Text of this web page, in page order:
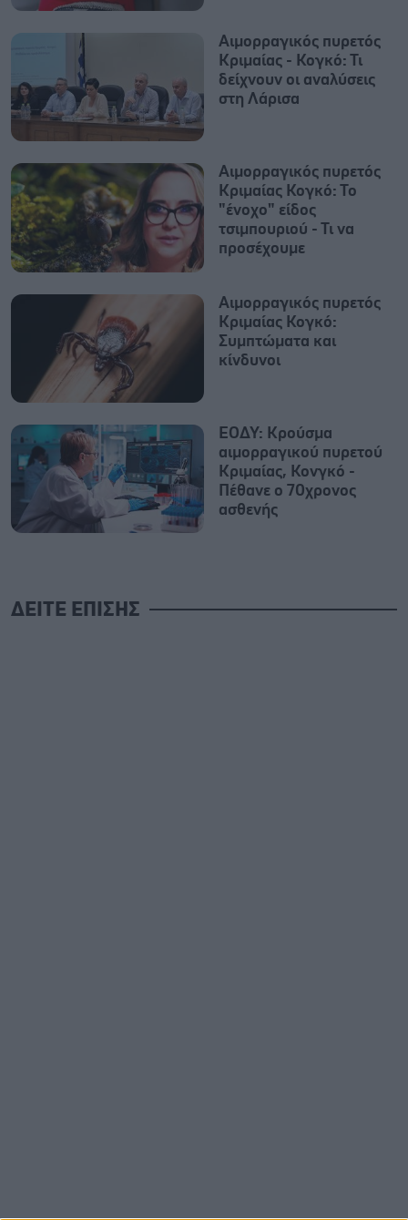
Αιμορραγικός πυρετός
Κριμαίας - Κογκό: Τι
δείχνουν οι αναλύσεις
στη Λάρισα
Αιμορραγικός πυρετός
Κριμαίας Κογκό: Το
"ένοχο" είδος
τσιμπουριού - Τι να
προσέχουμε
Αιμορραγικός πυρετός
Κριμαίας Κογκό:
Συμπτώματα και
κίνδυνοι
ΕΟΔΥ: Κρούσμα
αιμορραγικού πυρετού
Κριμαίας, Κονγκό -
Πέθανε ο 70χρονος
ασθενής
ΔΕΙΤΕ ΕΠΙΣΗΣ